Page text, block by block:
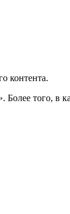
контента.
того,